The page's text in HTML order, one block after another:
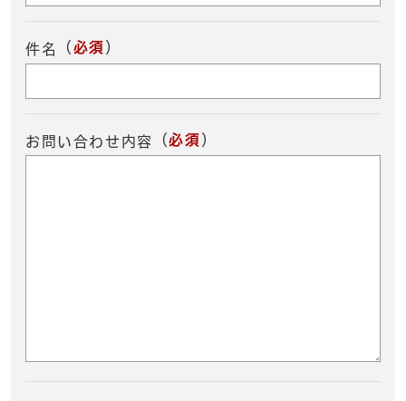
件名 （ 必須 ）
お問い合わせ内容 （必須 ）